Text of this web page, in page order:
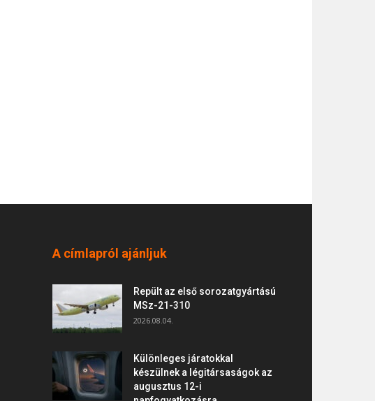
A címlapról ajánljuk
Repült az első sorozatgyártású
MSz-21-310
2026.08.04.
Különleges járatokkal
készülnek a légitársaságok az
augusztus 12-i